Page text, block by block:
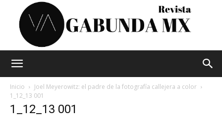
Inicio
Joel Meyerowitz: el padre de la fotografía callejera a color
1_12_13 001
1_12_13 001